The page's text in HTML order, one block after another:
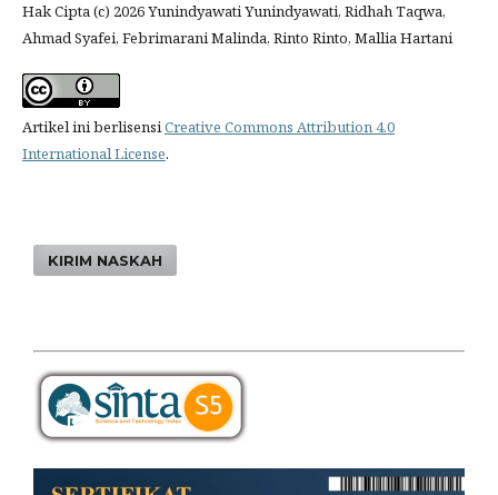
Hak Cipta (c) 2026 Yunindyawati Yunindyawati, Ridhah Taqwa,
Ahmad Syafei, Febrimarani Malinda, Rinto Rinto, Mallia Hartani
Artikel ini berlisensiCreative Commons Attribution 4.0
International License.
KIRIM NASKAH